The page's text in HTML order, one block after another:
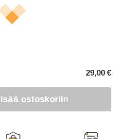
29,00 €
ostoskoriin